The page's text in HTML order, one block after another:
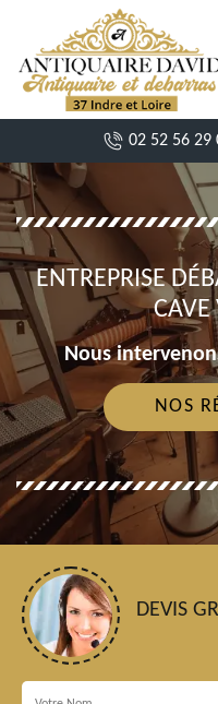
02 52 56 29
ENTREPRISE
Nous
NOS
DEVIS